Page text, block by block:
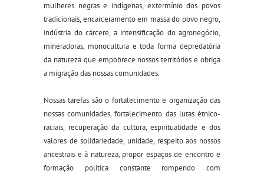
mulheres negras e indígenas, extermínio dos povos
tradicionais, encarceramento em massa do povo negro,
indústria do cárcere, a intensificação do agronegócio,
mineradoras, monocultura e toda forma depredatória
da natureza que empobrece nossos territórios e obriga
a migração das nossas comunidades.
Nossas tarefas são o fortalecimento e organização das
nossas comunidades, fortalecimento das lutas étnico-
raciais, recuperação da cultura, espiritualidade e dos
valores de solidariedade, unidade, respeito aos nossos
ancestrais e à natureza, propor espaços de encontro e
formação política constante rompendo com